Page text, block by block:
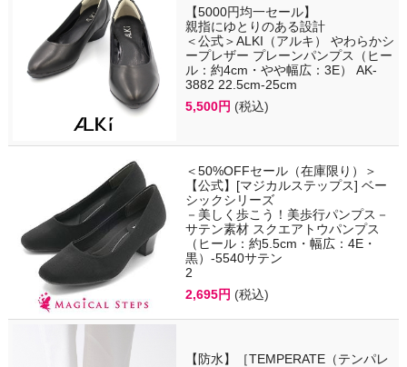
【5000円均一セール】
親指にゆとりのある設計
＜公式＞ALKI（アルキ） やわらかシ
ープレザー プレーンパンプス（ヒー
ル：約4cm・やや幅広：3E） AK-
3882 22.5cm-25cm
5,500円 (税込)
＜50%OFFセール（在庫限り）＞
【公式】[マジカルステップス] ベー
シックシリーズ
－美しく歩こう！美歩行パンプス－
サテン素材 スクエアトウパンプス
（ヒール：約5.5cm・幅広：4E・
黒）-5540サテン
2
2,695円 (税込)
【防水】［TEMPERATE（テンパレ